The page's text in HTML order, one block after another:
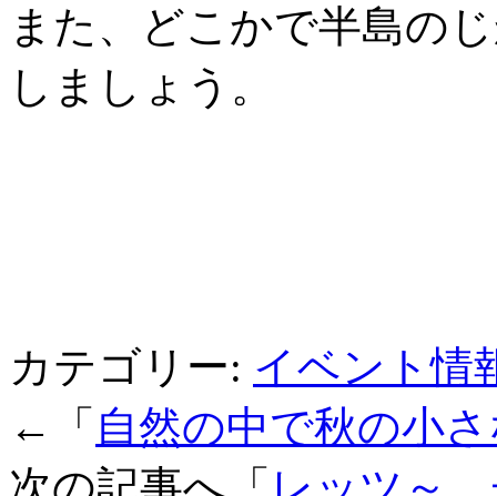
また、どこかで半島の
しましょう。
カテゴリー: イベント情
←「 自然の中で秋の小
次の記事へ「 レッツ～